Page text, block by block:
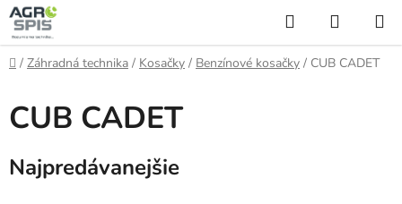
Prejsť
na
obsah
Hľadať
KOŠÍK
Domov
/ Záhradná technika / Kosačky / Benzínové kosačky / CUB CADET
CUB CADET
Najpredávanejšie